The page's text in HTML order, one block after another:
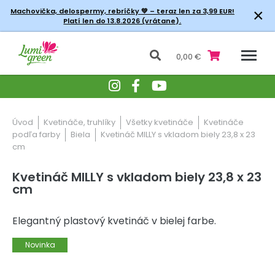
Machovička, delospermy, rebríčky💚 – teraz len za 3,99 EUR!
Platí len do 13.8.2026 (vrátane).
×
0,00 €
Úvod Kvetináče, truhlíky Všetky kvetináče
Kvetináče
podľa farby
Biela
Kvetináč MILLY s vkladom biely 23,8 x 23
cm
Kvetináč MILLY s vkladom biely 23,8 x 23
cm
Elegantný plastový kvetináč v bielej farbe.
Novinka